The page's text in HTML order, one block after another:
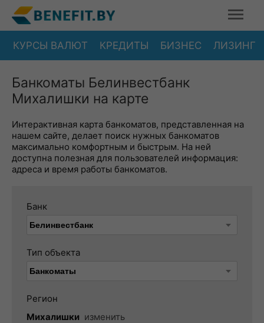
КУРСЫ ВАЛЮТ КРЕДИТЫ БИЗНЕС ЛИЗИНГ
Банкоматы Белинвестбанк
Михалишки на карте
Интерактивная карта банкоматов, представленная на
нашем сайте, делает поиск нужных банкоматов
максимально комфортным и быстрым. На ней
доступна полезная для пользователей информация:
адреса и время работы банкоматов.
Банк
Тип объекта
Регион
Михалишки изменить